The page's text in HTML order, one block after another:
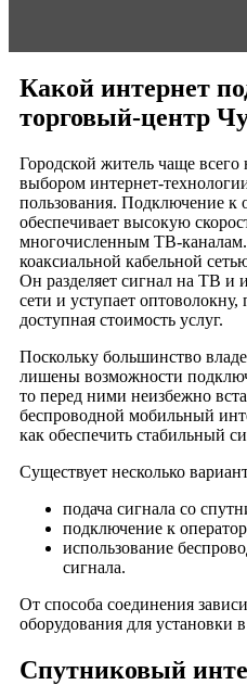
Некрасовка
НЕО ГЕО
Новогиреево
Новомосковский
Новослободский
Новые Химки
Новые Черемушки
Новь
Ногинск
Норд Хаус
Облака
Океан
Океания
Октябрь
Олимпик парк
Ольга
Орбита
Какой интернет
торговый-центр
Городской житель чаще всего
выбором интернет-
пользования. Подключение к
обеспечивает высокую
многочисленным ТВ-
коаксиальной кабельной
Он разделяет сигнал на ТВ и
сети и уступает оптоволокну,
доступная стоимость услуг.
Поскольку большинство
лишены возможности
то перед ними неизбежно
беспроводной мобильный
как обеспечить стабильный
Существует несколько
подача сигнала со
подключение к
использование
сигнала.
От способа соединения
оборудования для установки
Спутниковый